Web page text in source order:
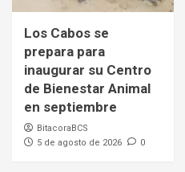
Los Cabos se
prepara para
inaugurar su Centro
de Bienestar Animal
en septiembre
BitacoraBCS
5 de agosto de 2026
0